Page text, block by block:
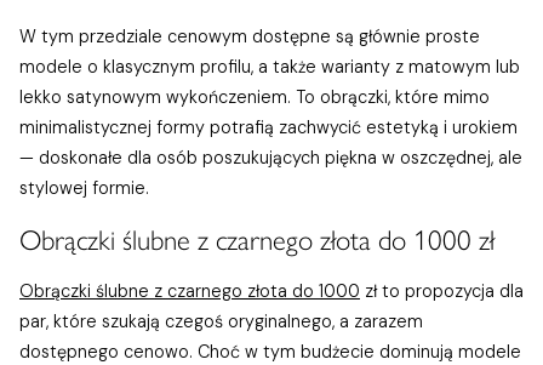
W tym przedziale cenowym dostępne są głównie proste
modele o klasycznym profilu, a także warianty z matowym lub
lekko satynowym wykończeniem. To obrączki, które mimo
minimalistycznej formy potrafią zachwycić estetyką i urokiem
— doskonałe dla osób poszukujących piękna w oszczędnej, ale
stylowej formie.
Obrączki ślubne z czarnego złota do 1000 zł
Obrączki ślubne z czarnego złota do 1000 zł to propozycja dla
par, które szukają czegoś oryginalnego, a zarazem
dostępnego cenowo. Choć w tym budżecie dominują modele